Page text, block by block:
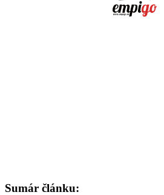
Sumár článku: